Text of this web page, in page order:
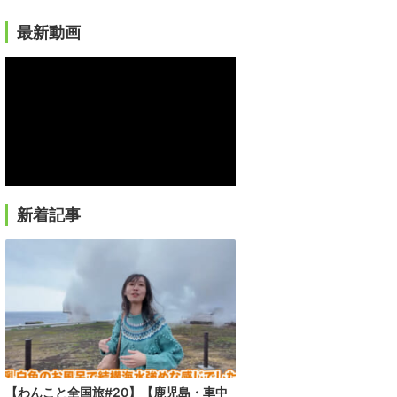
最新動画
新着記事
【わんこと全国旅#20】【鹿児島・車中